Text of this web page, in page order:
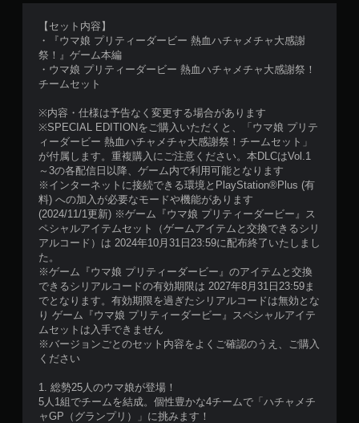
【セット内容】
・『ウマ娘 プリティーダービー 熱血ハチャメチャ大感謝
祭！』ゲーム本編
・ウマ娘 プリティーダービー 熱血ハチャメチャ大感謝祭！
チームセット
※内容・仕様は予告なく変更する場合があります
※SPECIAL EDITIONをご購入いただくと、「ウマ娘 プリテ
ィーダービー 熱血ハチャメチャ大感謝祭！チームセット」
が付属します。重複購入にご注意ください。本DLCはVol.1
～3の各配信日以降、ゲーム内で利用可能となります
※インターネットに接続できる環境とPlayStation®Plus (有
料) への加入が必要なモードや機能があります
(2024/11/1更新) ※ゲーム『ウマ娘 プリティーダービー』ス
ペシャルアイテムセット（ゲームアイテムと交換できるシリ
アルコード）は 2024年10月31日23:59に配布終了いたしまし
た。
※ゲーム『ウマ娘 プリティーダービー』のアイテムと交換
できるシリアルコードの有効期限は 2027年8月31日23:59ま
でとなります。有効期限を過ぎたシリアルコードは無効とな
り ゲーム『ウマ娘 プリティーダービー』スペシャルアイテ
ムセットは入手できません
※バージョンごとのセット内容をよくご確認のうえ、ご購入
ください
1. 総勢25人のウマ娘が登場！
5人1組でチームを結成。個性豊かな4チームで「ハチャメチ
ャGP（グランプリ）」に挑みます！